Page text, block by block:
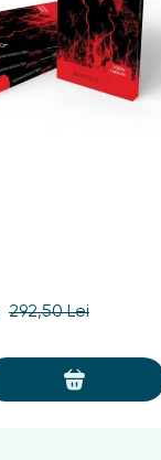
292,50 Lei